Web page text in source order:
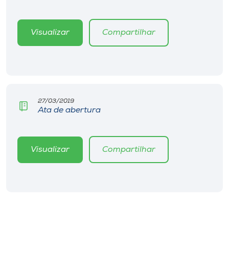
Rádio
Store
Selecione
o idioma
Visualizar Compartilhar
27/03/2019
Ata de abertura
Visualizar Compartilhar